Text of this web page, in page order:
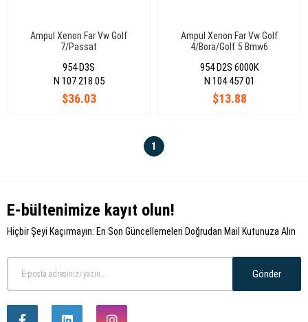
Ampul Xenon Far Vw Golf
7/Passat
Bmw Z4 Mercedes A Seri
Alhamra Octavia
954 D3S
$36.03
N 107 218 05
Ampul Xenon Far Vw Golf
4/Bora/Golf 5 Bmw6
954 D2S 6000K
$13.88
N 104 457 01
1
E-bültenimize kayıt olun!
Hiçbir Şeyi Kaçırmayın: En Son Güncellemeleri Doğrudan Mail Kutunuza Alın
Gönder